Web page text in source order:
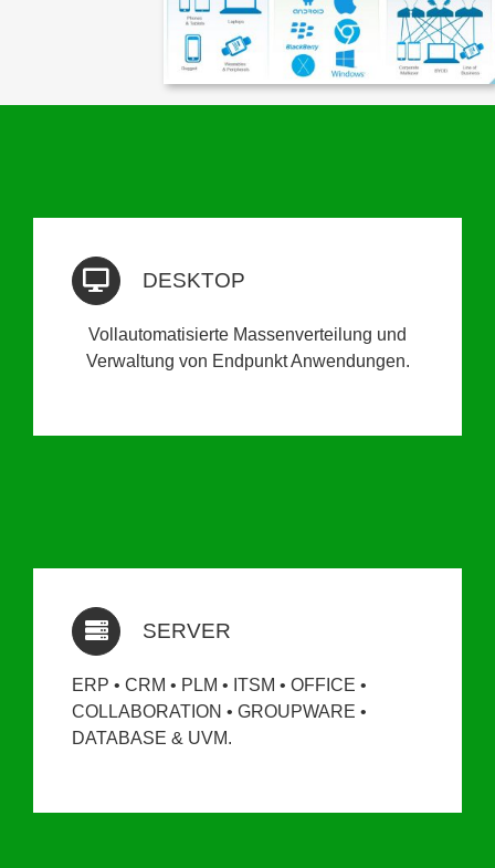
DESKTOP
Vollautomatisierte Massenverteilung und
Verwaltung von Endpunkt Anwendungen.
SERVER
ERP • CRM • PLM • ITSM • OFFICE •
COLLABORATION • GROUPWARE •
DATABASE & UVM.